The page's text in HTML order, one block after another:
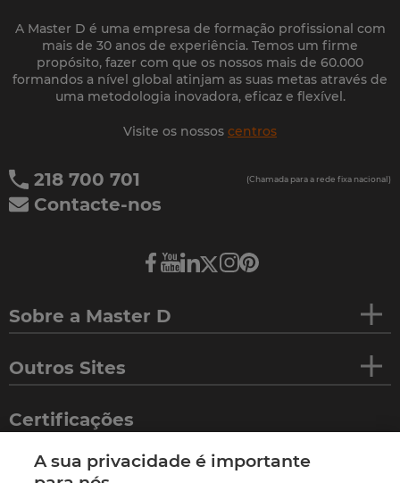
A Master D é uma empresa de formação profissional com
mais de 30 anos de experiência. Temos um firme
propósito, fazer com que os nossos mais de 60.000
formandos a nível global atinjam as suas metas através de
uma metodologia inovadora, eficaz e flexível.
Visite os nossos centros
218 700 701 (Chamada para a rede fixa nacional)
Contacte-nos
Sobre a Master D
Outros Sites
Certificações
A sua privacidade é importante